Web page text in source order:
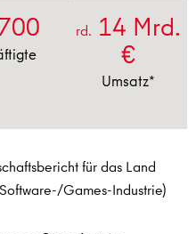
rd. 14 Mrd.
€
Umsatz*
für das Land
Games-Industrie)